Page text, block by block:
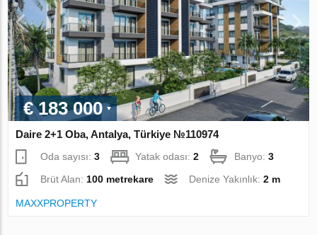
€ 183 000
Daire 2+1 Oba, Antalya, Türkiye №110974
Oda sayısı:3 Yatak odası:2 Banyo:3
Brüt Alan:100 metrekare Denize Yakınlık:2 m
MAXXPROPERTY